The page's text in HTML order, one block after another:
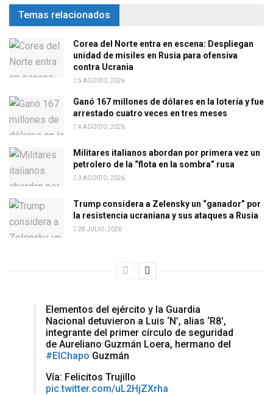
Temas relacionados
Corea del Norte entra en escena: Despliegan
unidad de misiles en Rusia para ofensiva
contra Ucrania
5 AGOSTO, 2026
Ganó 167 millones de dólares en la lotería y fue
arrestado cuatro veces en tres meses
4 AGOSTO, 2026
Militares italianos abordan por primera vez un
petrolero de la “flota en la sombra” rusa
3 AGOSTO, 2026
Trump considera a Zelensky un “ganador” por
la resistencia ucraniana y sus ataques a Rusia
28 JULIO, 2026
Elementos del ejército y la Guardia
Nacional detuvieron a Luis ‘N’, alias ‘R8’,
integrante del primer círculo de seguridad
de Aureliano Guzmán Loera, hermano del
#ElChapo Guzmán
Vía: Felicitos Trujillo
pic.twitter.com/uL2HjZXrha